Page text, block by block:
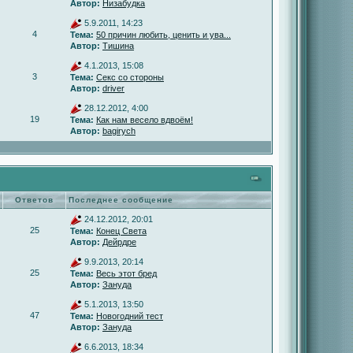
Автор: Низабудка
4
5.9.2011, 14:23
Тема: 50 причин любить, ценить и ува...
Автор: Тишина
3
4.1.2013, 15:08
Тема: Секс со стороны
Автор: driver
19
28.12.2012, 4:00
Тема: Как нам весело вдвоём!
Автор: bagirych
Ответов Последнее сообщение
25
24.12.2012, 20:01
Тема: Конец Света
Автор: Дейрдре
25
9.9.2013, 20:14
Тема: Весь этот бред
Автор: Зануда
47
5.1.2013, 13:50
Тема: Новогодний тест
Автор: Зануда
6.6.2013, 18:34